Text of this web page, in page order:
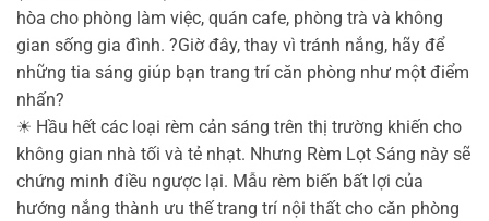
hòa cho phòng làm việc, quán cafe, phòng trà và không
gian sống gia đình. ?Giờ đây, thay vì tránh nắng, hãy để
những tia sáng giúp bạn trang trí căn phòng như một điểm
nhấn?
☀ Hầu hết các loại rèm cản sáng trên thị trường khiến cho
không gian nhà tối và tẻ nhạt. Nhưng Rèm Lọt Sáng này sẽ
chứng minh điều ngược lại. Mẫu rèm biến bất lợi của
hướng nắng thành ưu thế trang trí nội thất cho căn phòng